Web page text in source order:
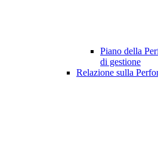
Piano della
di gestione
Relazione sulla